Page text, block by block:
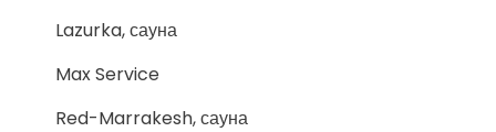
Lazurka, сауна
Max Service
Red-Marrakesh, сауна